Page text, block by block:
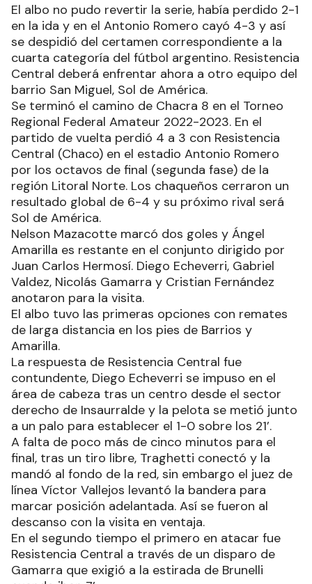
El albo no pudo revertir la serie, había perdido 2-1
en la ida y en el Antonio Romero cayó 4-3 y así
se despidió del certamen correspondiente a la
cuarta categoría del fútbol argentino. Resistencia
Central deberá enfrentar ahora a otro equipo del
barrio San Miguel, Sol de América.
Se terminó el camino de Chacra 8 en el Torneo
Regional Federal Amateur 2022-2023. En el
partido de vuelta perdió 4 a 3 con Resistencia
Central (Chaco) en el estadio Antonio Romero
por los octavos de final (segunda fase) de la
región Litoral Norte. Los chaqueños cerraron un
resultado global de 6-4 y su próximo rival será
Sol de América.
Nelson Mazacotte marcó dos goles y Ángel
Amarilla es restante en el conjunto dirigido por
Juan Carlos Hermosí. Diego Echeverri, Gabriel
Valdez, Nicolás Gamarra y Cristian Fernández
anotaron para la visita.
El albo tuvo las primeras opciones con remates
de larga distancia en los pies de Barrios y
Amarilla.
La respuesta de Resistencia Central fue
contundente, Diego Echeverri se impuso en el
área de cabeza tras un centro desde el sector
derecho de Insaurralde y la pelota se metió junto
a un palo para establecer el 1-0 sobre los 21’.
A falta de poco más de cinco minutos para el
final, tras un tiro libre, Traghetti conectó y la
mandó al fondo de la red, sin embargo el juez de
línea Víctor Vallejos levantó la bandera para
marcar posición adelantada. Así se fueron al
descanso con la visita en ventaja.
En el segundo tiempo el primero en atacar fue
Resistencia Central a través de un disparo de
Gamarra que exigió a la estirada de Brunelli